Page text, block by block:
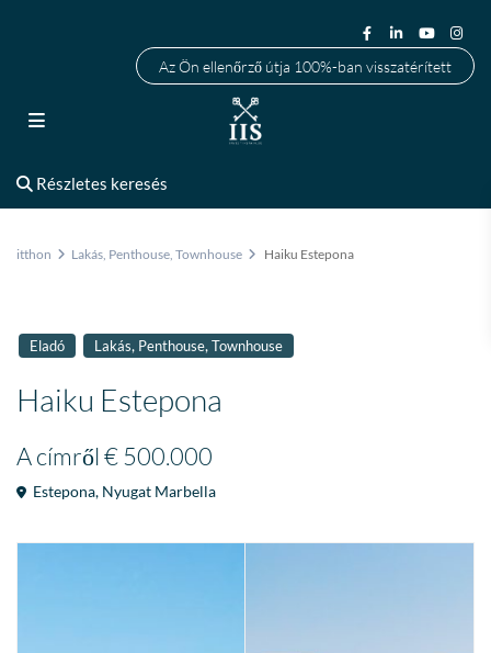
Az Ön ellenőrző útja 100%-ban visszatérített
Részletes keresés
itthon Lakás, Penthouse,Townhouse Haiku Estepona
Eladó Lakás, Penthouse,Townhouse
Haiku Estepona
A címről€ 500.000
Estepona, Nyugat Marbella